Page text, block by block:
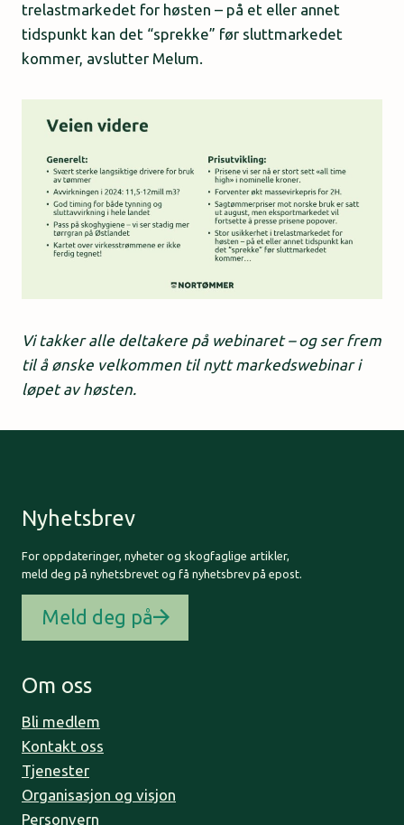
trelastmarkedet for høsten – på et eller annet
tidspunkt kan det “sprekke” før sluttmarkedet
kommer, avslutter Melum.
Vi takker alle deltakere på webinaret – og ser frem
til å ønske velkommen til nytt markedswebinar i
løpet av høsten.
Nyhetsbrev
For oppdateringer, nyheter og skogfaglige artikler,
meld deg på nyhetsbrevet og få nyhetsbrev på epost.
Meld deg på
Om oss
Bli medlem
Kontakt oss
Tjenester
Organisasjon og visjon
Personvern